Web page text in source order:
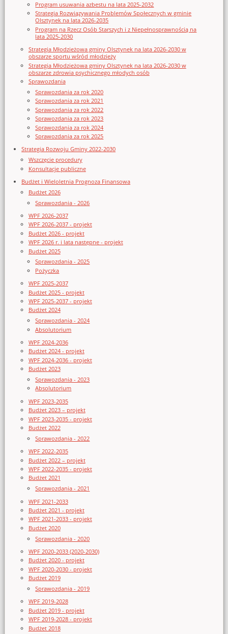
Program usuwania azbestu na lata 2025-2032
Strategia Rozwiązywania Problemów Społecznych w gminie
Olsztynek na lata 2026-2035
Program na Rzecz Osób Starszych i z Niepełnosprawnością na
lata 2025-2030
Strategia Młodzieżowa gminy Olsztynek na lata 2026-2030 w
obszarze sportu wśród młodzieży
Strategia Młodzieżowa gminy Olsztynek na lata 2026-2030 w
obszarze zdrowia psychicznego młodych osób
Sprawozdania
Sprawozdania za rok 2020
Sprawozdania za rok 2021
Sprawozdania za rok 2022
Sprawozdania za rok 2023
Sprawozdania za rok 2024
Sprawozdania za rok 2025
Strategia Rozwoju Gminy 2022-2030
Wszczęcie procedury
Konsultacje publiczne
Budżet i Wieloletnia Prognoza Finansowa
Budżet 2026
Sprawozdania - 2026
WPF 2026-2037
WPF 2026-2037 - projekt
Budżet 2026 - projekt
WPF 2026 r. i lata następne - projekt
Budżet 2025
Sprawozdania - 2025
Pożyczka
WPF 2025-2037
Budżet 2025 - projekt
WPF 2025-2037 - projekt
Budżet 2024
Sprawozdania - 2024
Absolutorium
WPF 2024-2036
Budżet 2024 - projekt
WPF 2024-2036 - projekt
Budżet 2023
Sprawozdania - 2023
Absolutorium
WPF 2023-2035
Budżet 2023 – projekt
WPF 2023-2035 - projekt
Budżet 2022
Sprawozdania - 2022
WPF 2022-2035
Budżet 2022 – projekt
WPF 2022-2035 - projekt
Budżet 2021
Sprawozdania - 2021
WPF 2021-2033
Budżet 2021 - projekt
WPF 2021-2033 - projekt
Budżet 2020
Sprawozdania - 2020
WPF 2020-2033 (2020-2030)
Budżet 2020 - projekt
WPF 2020-2030 - projekt
Budżet 2019
Sprawozdania - 2019
WPF 2019-2028
Budżet 2019 - projekt
WPF 2019-2028 - projekt
Budżet 2018